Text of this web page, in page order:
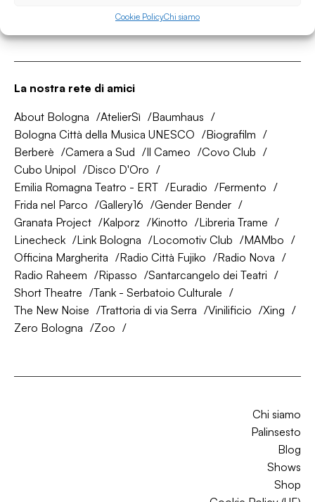
Cookie PolicyChi siamo
La nostra rete di amici
About Bologna AtelierSì
Baumhaus
Bologna Città della Musica UNESCO
Biografilm
Berberè
Camera a Sud Il Cameo
Covo Club
Cubo Unipol
Disco D'Oro
Emilia Romagna Teatro - ERT
Euradio
Fermento
Frida nel Parco
Gallery16
Gender Bender
Granata Project
Kalporz Kinotto
Libreria Trame
Linecheck
Link Bologna Locomotiv Club
MAMbo
Officina Margherita
Radio Città Fujiko
Radio Nova
Radio Raheem
Ripasso
Santarcangelo dei Teatri
Short Theatre
Tank - Serbatoio Culturale
The New Noise
Trattoria di via Serra Vinilificio
Xing
Zero Bologna
Zoo
Chi siamo
Palinsesto
Blog
Shows
Shop